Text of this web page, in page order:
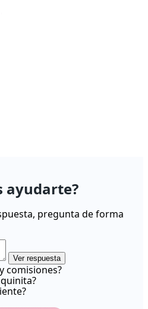
ayudarte?
pregunta de forma
Ver respuesta
comisiones?